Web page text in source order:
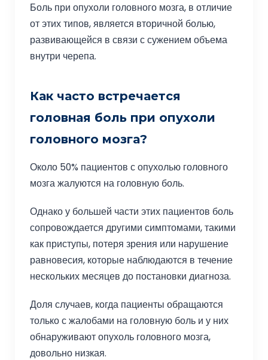
Боль при опухоли головного мозга, в отличие
от этих типов, является вторичной болью,
развивающейся в связи с сужением объема
внутри черепа.
Как часто встречается
головная боль при опухоли
головного мозга?
Около 50% пациентов с опухолью головного
мозга жалуются на головную боль.
Однако у большей части этих пациентов боль
сопровождается другими симптомами, такими
как приступы, потеря зрения или нарушение
равновесия, которые наблюдаются в течение
нескольких месяцев до постановки диагноза.
Доля случаев, когда пациенты обращаются
только с жалобами на головную боль и у них
обнаруживают опухоль головного мозга,
довольно низкая.